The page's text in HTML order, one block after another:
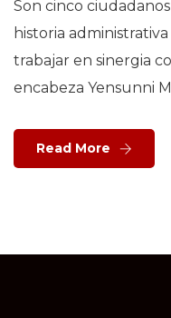
Son cinco
historia
trabajar en sinergia
encabeza Yensunni
Read More